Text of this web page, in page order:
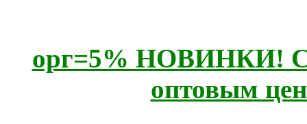
орг=5% НОВИНКИ!
оптовым